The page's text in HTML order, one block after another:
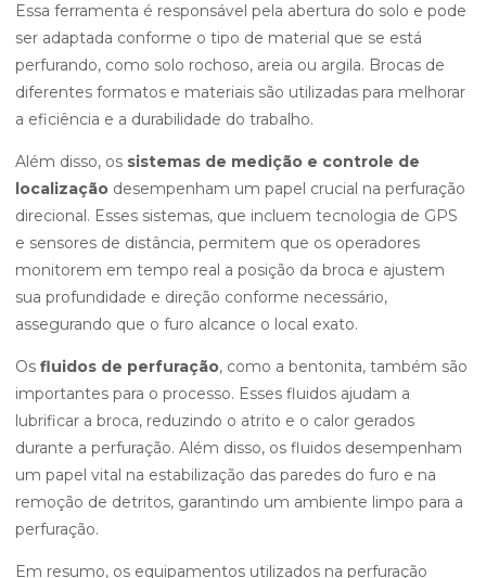
Essa ferramenta é responsável pela abertura do solo e pode
ser adaptada conforme o tipo de material que se está
perfurando, como solo rochoso, areia ou argila. Brocas de
diferentes formatos e materiais são utilizadas para melhorar
a eficiência e a durabilidade do trabalho.
Além disso, os sistemas de medição e controle de
localização desempenham um papel crucial na perfuração
direcional. Esses sistemas, que incluem tecnologia de GPS
e sensores de distância, permitem que os operadores
monitorem em tempo real a posição da broca e ajustem
sua profundidade e direção conforme necessário,
assegurando que o furo alcance o local exato.
Os fluidos de perfuração, como a bentonita, também são
importantes para o processo. Esses fluidos ajudam a
lubrificar a broca, reduzindo o atrito e o calor gerados
durante a perfuração. Além disso, os fluidos desempenham
um papel vital na estabilização das paredes do furo e na
remoção de detritos, garantindo um ambiente limpo para a
perfuração.
Em resumo, os equipamentos utilizados na perfuração